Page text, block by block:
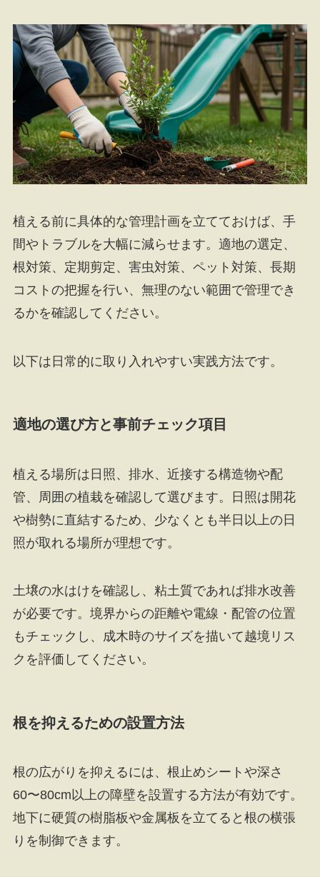
植える前に具体的な管理計画を立てておけば、手
間やトラブルを大幅に減らせます。適地の選定、
根対策、定期剪定、害虫対策、ペット対策、長期
コストの把握を行い、無理のない範囲で管理でき
るかを確認してください。
以下は日常的に取り入れやすい実践方法です。
適地の選び方と事前チェック項目
植える場所は日照、排水、近接する構造物や配
管、周囲の植栽を確認して選びます。日照は開花
や樹勢に直結するため、少なくとも半日以上の日
照が取れる場所が理想です。
土壌の水はけを確認し、粘土質であれば排水改善
が必要です。境界からの距離や電線・配管の位置
もチェックし、成木時のサイズを描いて越境リス
クを評価してください。
根を抑えるための設置方法
根の広がりを抑えるには、根止めシートや深さ
60〜80cm以上の障壁を設置する方法が有効です。
地下に硬質の樹脂板や金属板を立てると根の横張
りを制御できます。